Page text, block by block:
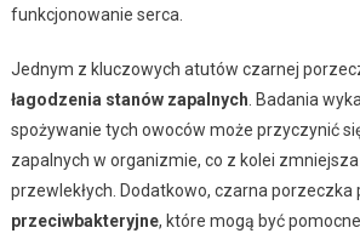
funkcjonowanie serca.
Jednym z kluczowych atutów czarnej
łagodzenia stanów zapalnych . Badania
spożywanie tych owoców może przyczynić
zapalnych w organizmie, co z kolei
przewlekłych. Dodatkowo, czarna porzeczka
przeciwbakteryjne, które mogą być